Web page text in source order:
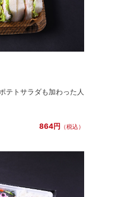
テトサラダも加わった人
864円 （税込）